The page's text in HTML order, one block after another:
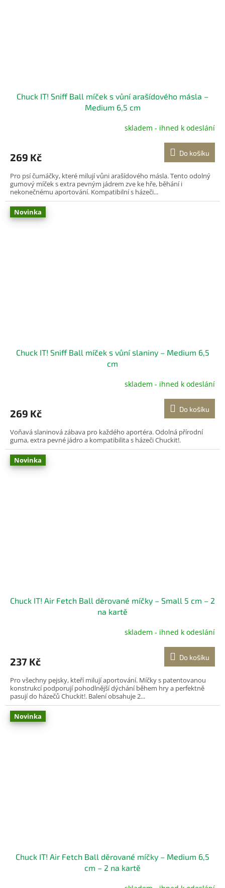
Chuck IT! Sniff Ball míček s vůní arašídového másla –
Medium 6,5 cm
skladem - ihned k odeslání
269 Kč Do košíku
Pro psí čumáčky, které milují vůni arašídového másla. Tento odolný
gumový míček s extra pevným jádrem zve ke hře, běhání i
nekonečnému aportování. Kompatibilní s házeči...
Novinka
Chuck IT! Sniff Ball míček s vůní slaniny – Medium 6,5
cm
skladem - ihned k odeslání
269 Kč Do košíku
Voňavá slaninová zábava pro každého aportéra. Odolná přírodní
guma, extra pevné jádro a kompatibilita s házeči Chuckit!.
Novinka
Chuck IT! Air Fetch Ball děrované míčky – Small 5 cm – 2
na kartě
skladem - ihned k odeslání
237 Kč Do košíku
Pro všechny pejsky, kteří milují aportování. Míčky s patentovanou
konstrukcí podporují pohodlnější dýchání během hry a perfektně
pasují do házečů Chuckit!. Balení obsahuje 2...
Novinka
Chuck IT! Air Fetch Ball děrované míčky – Medium 6,5
cm – 2 na kartě